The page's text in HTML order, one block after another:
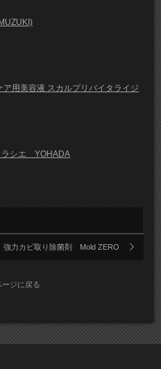
ア用美容液 スカルプリバイタライジ
ラシエ YOHADA
強力カビ取り除菌剤 Mold ZERO
ージに戻る